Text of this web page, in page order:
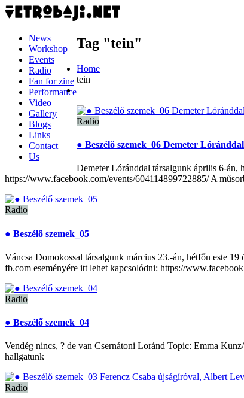
News
Workshop
Events
Radio
Fan for zine
Performance
Video
Gallery
Blogs
Links
Contact
Us
Tag "tein"
Home
tein
Radio
● Beszélő szemek_06 Demeter
Demeter Lóránddal társalgunk április 6-án,
https://www.facebook.com/events/604114899722885/ A
Radio
● Beszélő szemek_05
Váncsa Domokossal társalgunk március 23.-án, hétfőn este
fb.com eseményére itt lehet kapcsolódni: https://
Radio
● Beszélő szemek_04
Vendég nincs, ? de van Csernátoni Loránd Topic: Emma
hallgatunk
Radio